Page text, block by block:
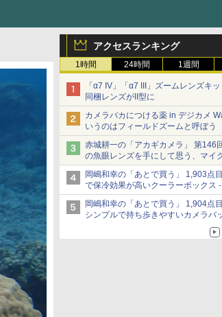
アクセスランキング
1時間 24時間 1週間
「α7 IV」「α7 III」ズームレンズキ
同梱レンズがII型に
カメラバカにつける薬 in デジカメ
いうのはフィールドズームと呼ぼう
赤城耕一の「アカギカメラ」 第146
の魚眼レンズを手にして思う、マイ
サーズへの期待と可能性
岡嶋和幸の「あとで買う」 1,903点
で保冷効果が高いクーラーボックス
Watch
岡嶋和幸の「あとで買う」 1,904点
シンプルで持ち歩きやすいカメラバ